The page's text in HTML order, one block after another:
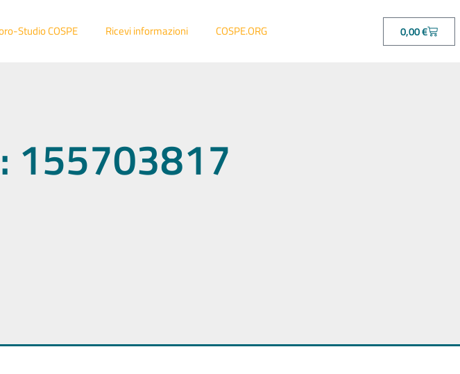
Studio COSPE Ricevi informazioni COSPE.ORG 0,00€
155703817